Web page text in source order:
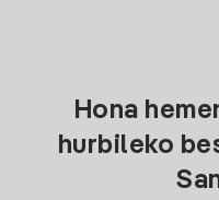
Hona
hurbileko